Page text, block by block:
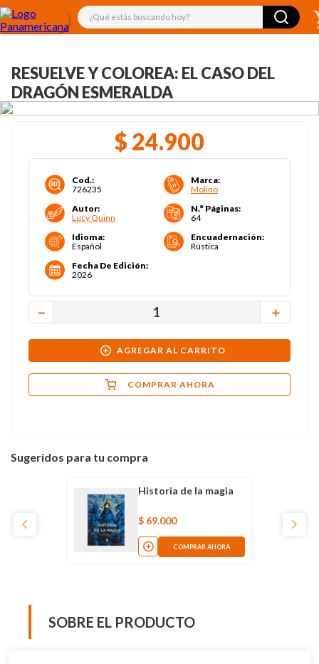
¿Qué estás buscando hoy?
RESUELVE Y COLOREA: EL CASO DEL
DRAGÓN ESMERALDA
$ 24.900
Cod.:
726235
Marca:
Molino
Autor:
Lucy Quinn
N.° Páginas:
64
Idioma:
Español
Encuadernación:
Rústica
Fecha De Edición:
2026
＋
－
AGREGAR AL CARRITO
COMPRAR AHORA
Sugeridos para tu compra
Historia de la magia
$ 69.000
COMPRAR AHORA
SOBRE EL PRODUCTO